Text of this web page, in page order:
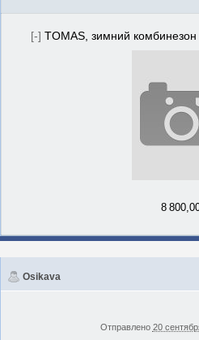
[-] TOMAS, зимний
8
Osikava
Отправлено 20